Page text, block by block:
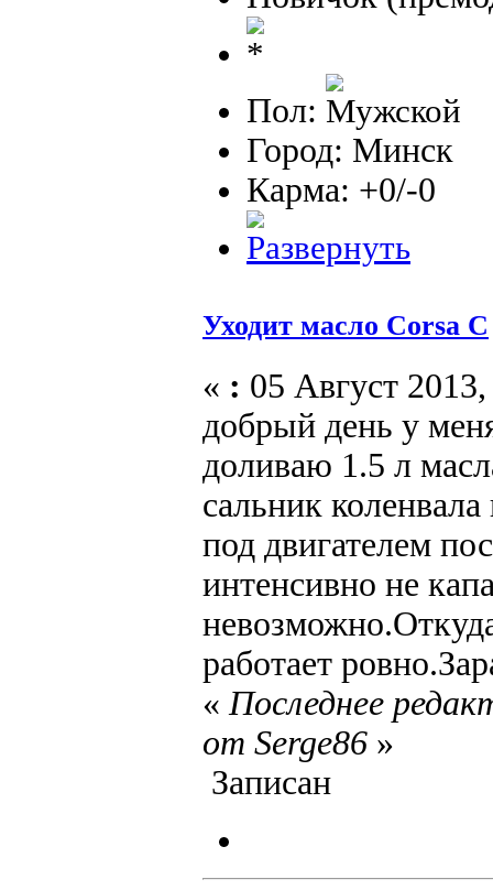
Пол:
Город: Минск
Карма: +0/-0
Уходит масло Соrsa C
« : 05 Август
добрый день у
доливаю 1.5 л
сальник
под двигателем
интенсивно не
работает
«Последнее
от Serge86 »
Записан